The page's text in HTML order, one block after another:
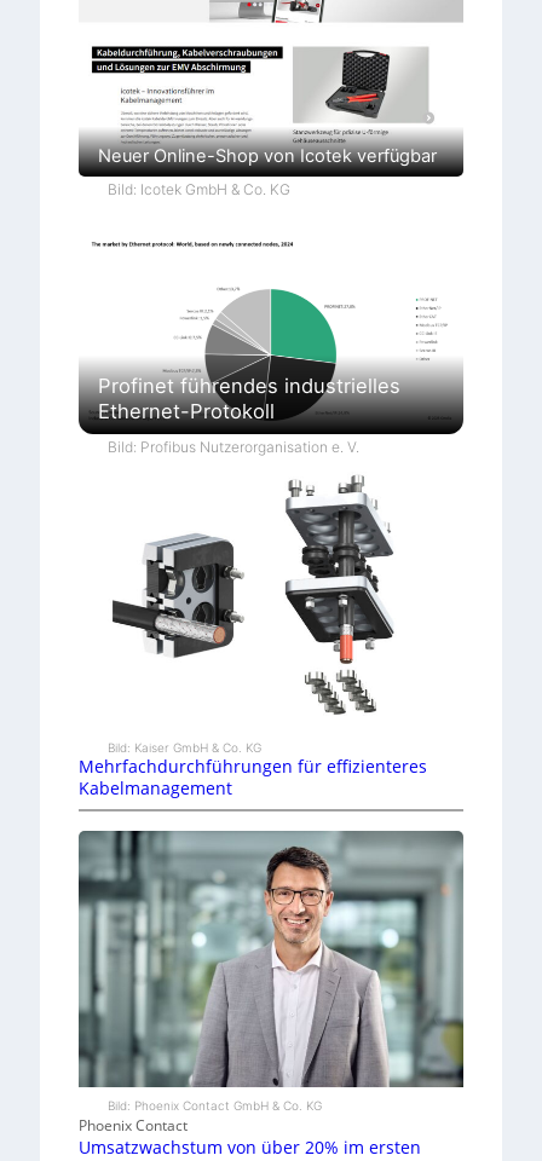
Neuer Online-Shop von Icotek verfügbar
Bild: Icotek GmbH & Co. KG
Profinet führendes industrielles
Ethernet-Protokoll
Bild: Profibus Nutzerorganisation e. V.
Bild: Kaiser GmbH & Co. KG
Mehrfachdurchführungen für effizienteres
Kabelmanagement
Bild: Phoenix Contact GmbH & Co. KG
Phoenix Contact
Umsatzwachstum von über 20% im ersten